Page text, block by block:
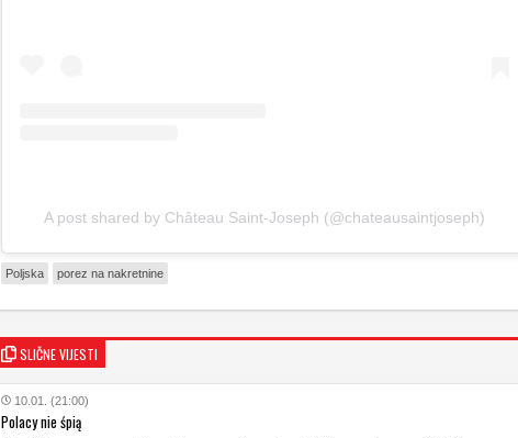
A post shared by Château Saint-Joseph (@chateausaintjoseph)
Poljska porez na nakretnine
SLIČNE VIJESTI
10.01. (21:00)
Polacy nie śpią